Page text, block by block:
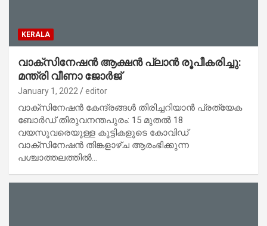
KERALA
വാക്‌സിനേഷന്‍ ആക്ഷന്‍ പ്ലാന്‍ രൂപീകരിച്ചു:
മന്ത്രി വീണാ ജോര്‍ജ്
January 1, 2022 editor
വാക്‌സിനേഷന്‍ കേന്ദ്രങ്ങള്‍ തിരിച്ചറിയാന്‍ പ്രത്യേക
ബോര്‍ഡ് തിരുവനന്തപുരം: 15 മുതല്‍ 18
വയസുവരെയുള്ള കുട്ടികളുടെ കോവിഡ്
വാക്‌സിനേഷന്‍ തിങ്കളാഴ്ച ആരംഭിക്കുന്ന
പശ്ചാത്തലത്തില്‍…